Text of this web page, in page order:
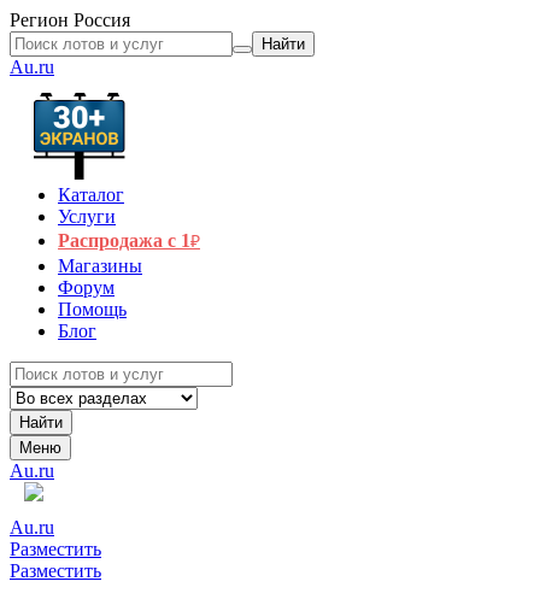
Регион Россия
Найти
Au.ru
Каталог
Услуги
Распродажа с 1₽
Магазины
Форум
Помощь
Блог
Найти
Меню
Au.ru
Au.ru
Разместить
Разместить